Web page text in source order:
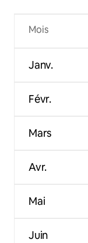
Mois
Janv.
Févr.
Mars
Avr.
Mai
Juin